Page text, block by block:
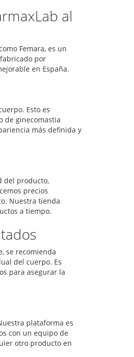
al
Femara, es un
por
en España.
Esto es
de ginecomastia
más definida y
del producto,
precios
Nuestra tienda
a tiempo.
se recomienda
del cuerpo. Es
para asegurar la
plataforma es
con un equipo de
otro producto en